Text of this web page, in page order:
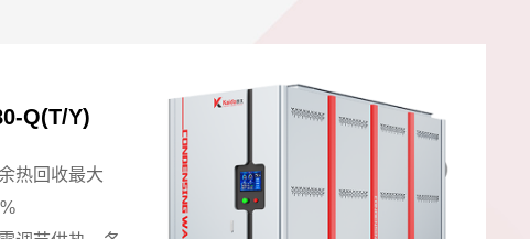
Y)
需供能，综
Q(T/Y)
热回收最大